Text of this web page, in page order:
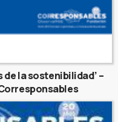
la sostenibilidad’ –